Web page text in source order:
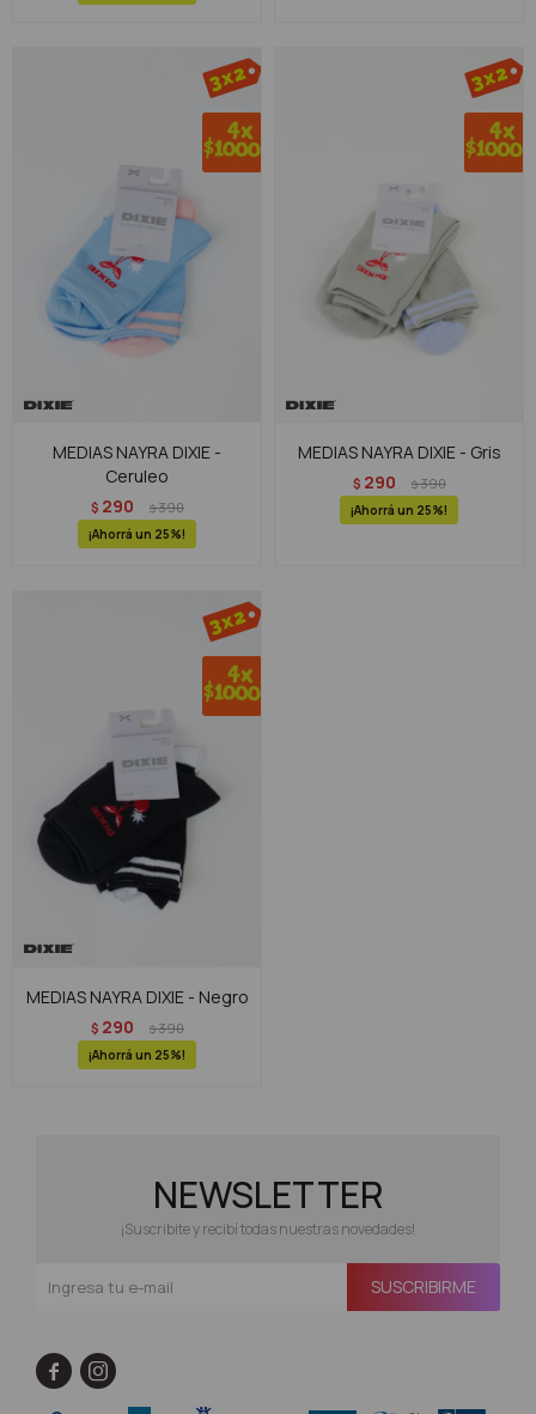
MEDIAS NAYRA DIXIE -
Ceruleo
$ 290 $390
25
MEDIAS NAYRA DIXIE - Gris
$ 290 $390
25
MEDIAS NAYRA DIXIE - Negro
$ 290 $390
25
NEWSLETTER
¡Suscribite y recibí todas nuestras novedades!
SUSCRIBIRME
 